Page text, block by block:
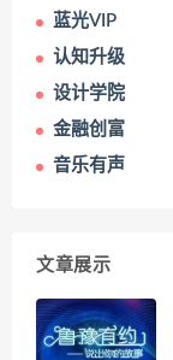
蓝光VIP
认知升级
设计学院
金融创富
音乐有声
文章展示